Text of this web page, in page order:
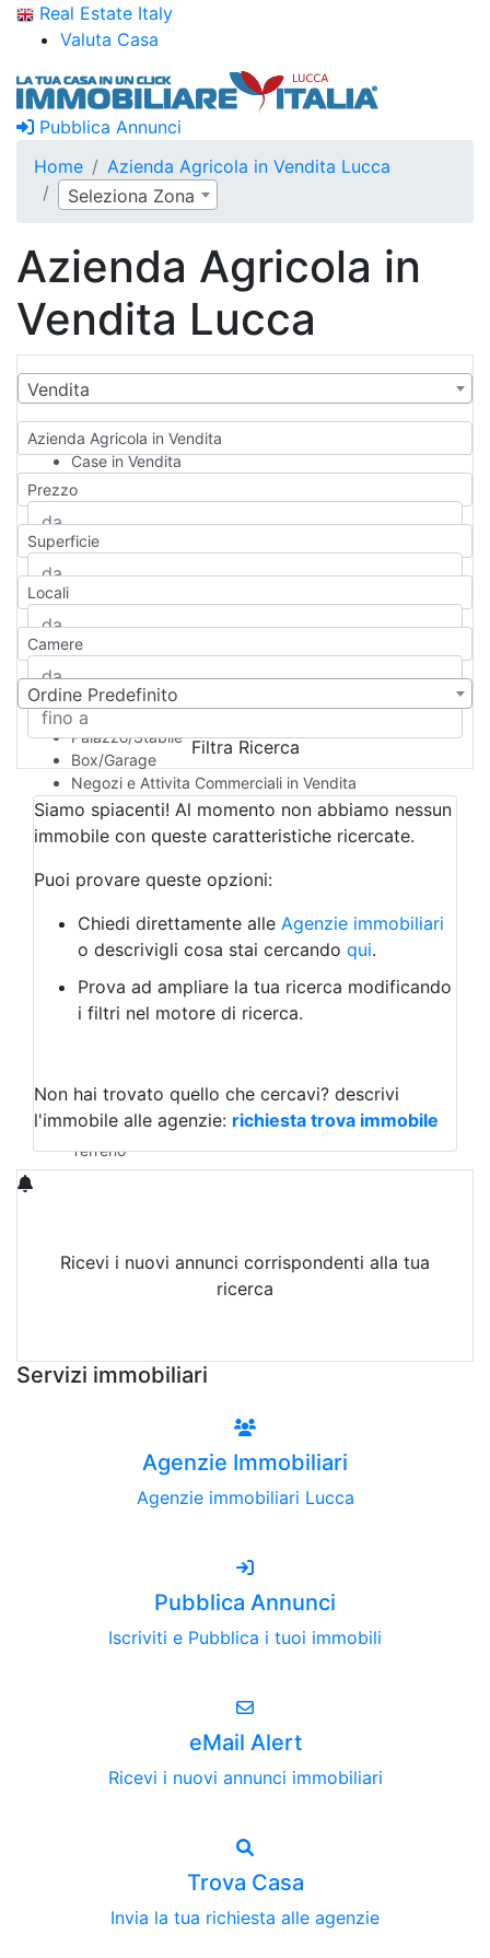
Real Estate Italy
Valuta Casa
Pubblica Annunci
Home
Azienda Agricola in Vendita Lucca
Seleziona Zona
Azienda Agricola in
Vendita Lucca
Vendita
Azienda Agricola in Vendita
Case in Vendita
Qualsiasi
Appartamento
Casa indipendente
Casa Semi-indipendente
Attico/Mansarda
Rustico/Casale
Camera d'Albergo
Multiproprietà
Palazzo/Stabile
Box/Garage
Negozi e Attivita Commerciali in Vendita
Qualsiasi
Attività/Licenza Commerciale
Azienda Agricola
Bar/Ristorante
Albergo
Laboratorio Artigianale
Negozio/locale commerciale
Agriturismo
Magazzini
Qualsiasi
Terreno edificabile
Terreno
Prezzo
Superficie
Locali
Camere
Ordine Predefinito
Filtra Ricerca
Siamo spiacenti! Al momento non abbiamo nessun
immobile con queste caratteristiche ricercate.
Puoi provare queste opzioni:
Chiedi direttamente alle Agenzie immobiliari
o descrivigli cosa stai cercando qui.
Prova ad ampliare la tua ricerca modificando
i filtri nel motore di ricerca.
Non hai trovato quello che cercavi? descrivi
l'immobile alle agenzie: richiesta trova immobile
Ricevi i nuovi annunci corrispondenti alla tua
ricerca
Servizi immobiliari
Agenzie Immobiliari
Agenzie immobiliari Lucca
Pubblica Annunci
Iscriviti e Pubblica i tuoi immobili
eMail Alert
Ricevi i nuovi annunci immobiliari
Trova Casa
Invia la tua richiesta alle agenzie